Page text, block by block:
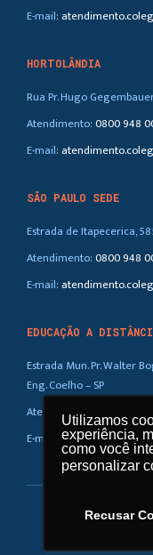
Utilizamos
experiência,
como você
personalizar
Recusar
Utilizamos
experiência,
como você
personalizar
Recusar
E-mail:
HORTOLÂNDIA
Rua Pr. Hugo
Atendimento:0800 948
E-mail:
SÃO PAULO SEDE
Estrada de Itapecerica,
Atendimento:0800 948
E-mail:
EDUCAÇÃO A
Estrada Mun. Pr. Walter
Eng. Coelho – SP
Atendimento:
0800 948
E-mail: